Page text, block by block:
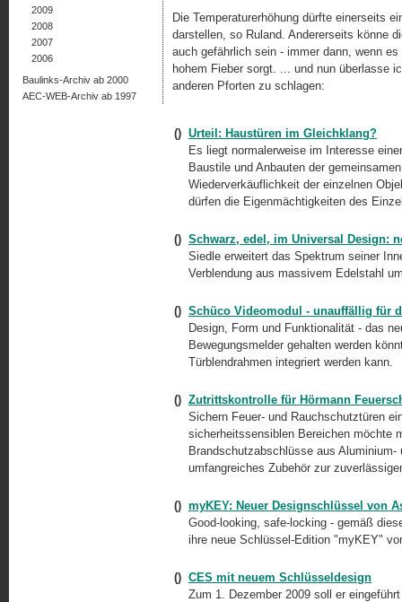
Die Temperaturerhöhung dürfte einerseits
darstellen, so Ruland. Andererseits könne
auch gefährlich sein - immer dann, wenn
hohem Fieber sorgt. ... und nun überlasse
anderen Pforten zu schlagen:
() Urteil: Haustüren im Gleichklang?
Es liegt normalerweise im Interesse
Baustile und Anbauten der
Wiederverkäuflichkeit der einzelnen
dürfen die Eigenmächtigkeiten des
() Schwarz, edel, im Universal Design:
Siedle erweitert das Spektrum seiner
Verblendung aus massivem Edelstahl
() Schüco Videomodul - unauffällig für
Design, Form und Funktionalität - das
Bewegungsmelder gehalten werden
Türblendrahmen integriert werden kann.
() Zutrittskontrolle für Hörmann
Sichern Feuer- und Rauchschutztüren
sicherheitssensiblen Bereichen möchte
Brandschutzabschlüsse aus
umfangreiches Zubehör zur
() myKEY: Neuer Designschlüssel von
Good-looking, safe-locking - gemäß
ihre neue Schlüssel-Edition "myKEY"
() CES mit neuem Schlüsseldesign
Zum 1. Dezember 2009 soll er
2009
2008
2007
2006
Baulinks-Archiv ab 2000
AEC-WEB-Archiv ab 1997